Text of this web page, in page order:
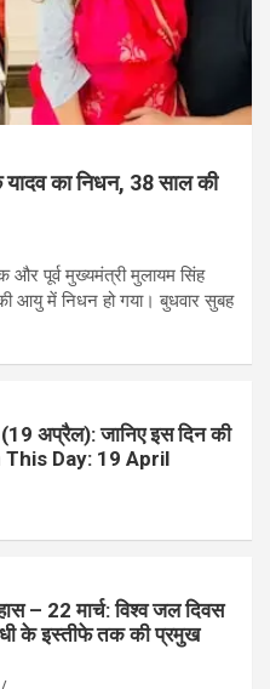
का निधन, 38 साल की
और पूर्व मुख्यमंत्री मुलायम सिंह
आयु में निधन हो गया। बुधवार सुबह
अप्रैल): जानिए इस दिन की
This Day: 19 April
– 22 मार्च: विश्व जल दिवस
के इस्तीफे तक की प्रमुख